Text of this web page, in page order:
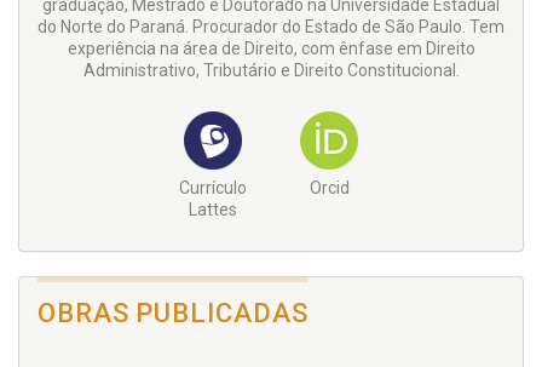
graduação, Mestrado e Doutorado na Universidade Estadual
do Norte do Paraná. Procurador do Estado de São Paulo. Tem
experiência na área de Direito, com ênfase em Direito
Administrativo, Tributário e Direito Constitucional.
Currículo
Lattes
Orcid
OBRAS PUBLICADAS